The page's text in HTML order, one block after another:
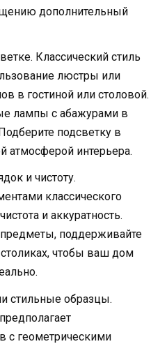
дополнительный
Классический стиль
люстры или
в гостиной или столовой.
лампы с абажурами в
подсветку в
атмосферой интерьера.
и чистоту.
классического
и аккуратность.
поддерживайте
чтобы ваш дом
стильные образцы.
с геометрическими